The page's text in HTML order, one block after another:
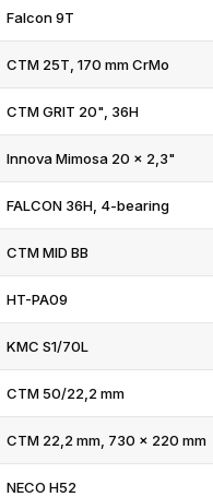
Falcon 9T
CTM 25T, 170 mm CrMo
CTM GRIT 20", 36H
Innova Mimosa 20 x 2,3"
FALCON 36H, 4-bearing
CTM MID BB
HT-PA09
KMC S1/70L
CTM 50/22,2 mm
CTM 22,2 mm, 730 x 220 mm
NECO H52